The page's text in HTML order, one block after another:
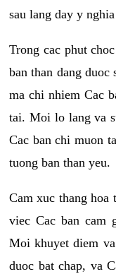
sau lang day y
Trong cac phut
ban than dang
ma chi nhiem Cac
tai. Moi lo lang va
Cac ban chi muon
tuong ban than yeu.
Cam xuc thang hoa
viec Cac ban cam
Moi khuyet diem
duoc bat chap, va